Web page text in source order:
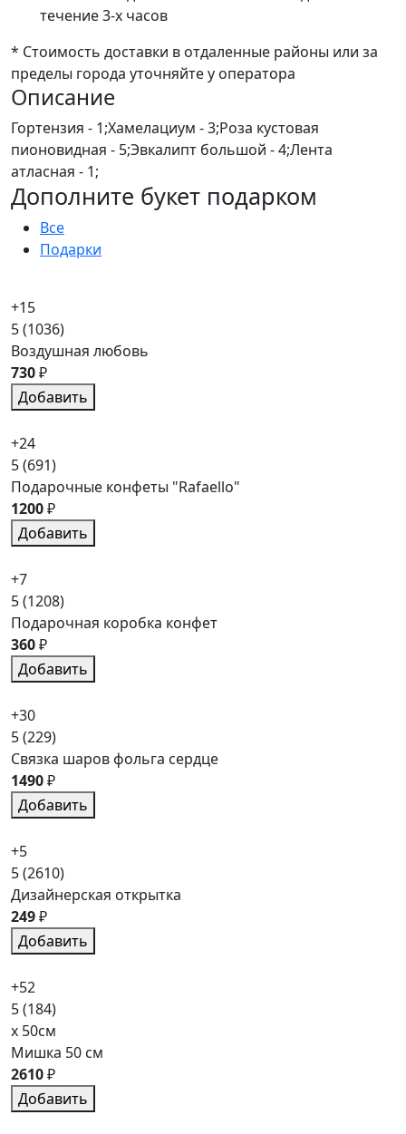
течение 3-х часов
* Стоимость доставки в отдаленные районы или за
пределы города уточняйте у оператора
Описание
Гортензия - 1;Хамелациум - 3;Роза кустовая
пионовидная - 5;Эвкалипт большой - 4;Лента
атласная - 1;
Дополните букет подарком
Все
Подарки
+15
5(1036)
Воздушная любовь
730₽
Добавить
+24
5(691)
Подарочные конфеты "Rafaello"
1200₽
Добавить
+7
5(1208)
Подарочная коробка конфет
360₽
Добавить
+30
5(229)
Связка шаров фольга сердце
1490₽
Добавить
+5
5(2610)
Дизайнерская открытка
249₽
Добавить
+52
5(184)
x 50см
Мишка 50 см
2610₽
Добавить